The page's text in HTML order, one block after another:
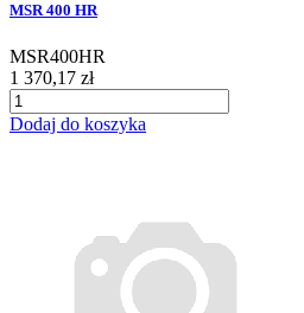
MSR 400 HR
MSR400HR
1 370,17 zł
Dodaj do koszyka